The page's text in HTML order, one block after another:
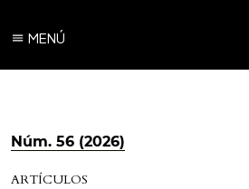
MENÚ
Núm. 56 (2026)
ARTÍCULOS